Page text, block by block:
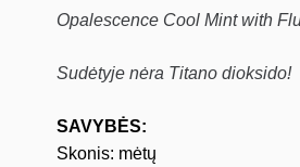
Opalescence Cool Mint with
Sudėtyje nėra Titano dioksido!
SAVYBĖS:
Skonis: mėtų